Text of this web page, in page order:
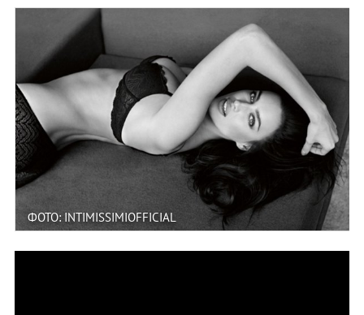
ФОТО: INTIMISSIMIOFFICIAL